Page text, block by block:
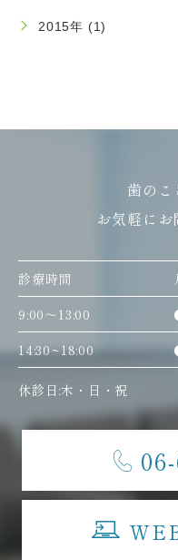
2015年 (1)
歯のこ
お気軽に
診療時間
9:00〜13:00
14:30~18:00
休診日:木・日・祝